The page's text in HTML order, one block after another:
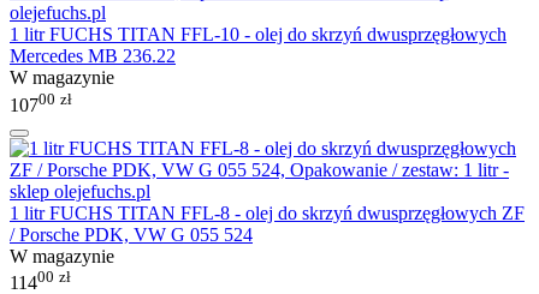
1 litr FUCHS TITAN FFL-10 - olej do skrzyń dwusprzęgłowych
Mercedes MB 236.22
W magazynie
10700 zł
1 litr FUCHS TITAN FFL-8 - olej do skrzyń dwusprzęgłowych ZF
/ Porsche PDK, VW G 055 524
W magazynie
11400 zł